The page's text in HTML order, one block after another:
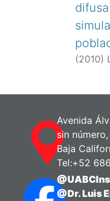
(2010)
Avenida
sin
Baja
Tel:+52
@Dr. Luis